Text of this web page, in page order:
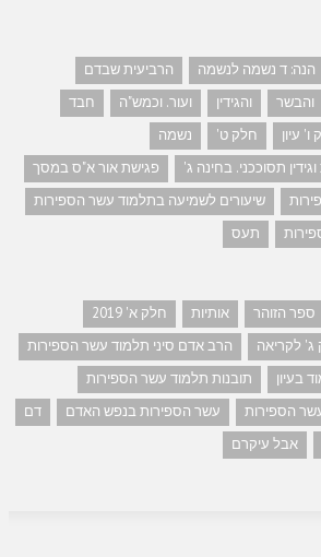
הנה: ד נשמה לנשמה
הרביעית שבדם
והבשר והגידין ועור. וכמש"ה
חבד
ו' עיון חלק ט'
נשמה
תסוככני. בחינה ג'
פגישת אור א"ס במסך
שיעורים לשמיעה בתלמוד עשר הספירות
תעס
ספר הזוהר אותיות
חלק א' 2019
לקריאה
הרב אדם סיני תלמוד עשר הספירות
בעיון
תובנות תלמוד עשר הספירות
הספירות
עשר הספירות בנפש האדם
דם
אבל עיקרם